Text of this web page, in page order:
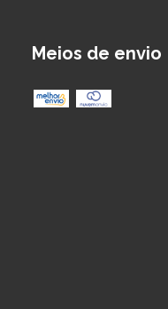
Meios de envio